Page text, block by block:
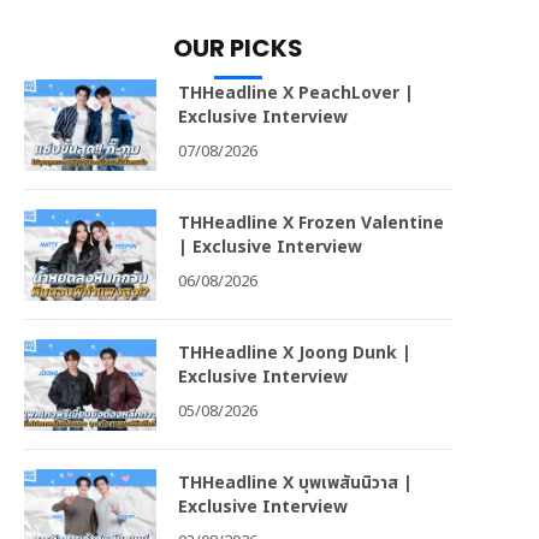
OUR PICKS
THHeadline X PeachLover |
Exclusive Interview
07/08/2026
THHeadline X Frozen Valentine
| Exclusive Interview
06/08/2026
THHeadline X Joong Dunk |
Exclusive Interview
05/08/2026
THHeadline X บุพเพสันนิวาส |
Exclusive Interview